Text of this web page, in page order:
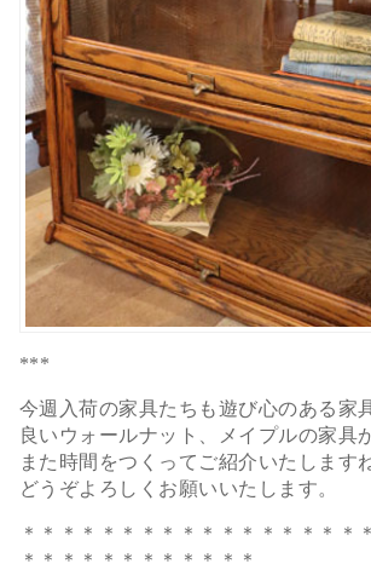
***
今週入荷の家具たちも遊び心のある家
良いウォールナット、メイプルの家具
また時間をつくってご紹介いたします
どうぞよろしくお願いいたします。
＊＊＊＊＊＊＊＊＊＊＊＊＊＊＊＊＊
＊＊＊＊＊＊＊＊＊＊＊＊